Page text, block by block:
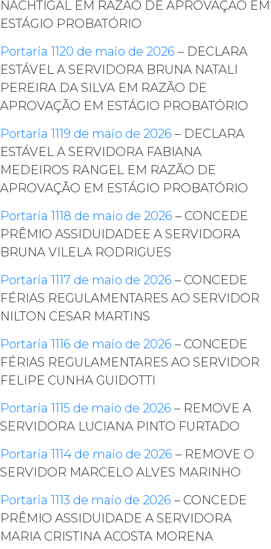
NACHTIGAL EM RAZÃO DE APROVAÇÃO EM
ESTÁGIO PROBATÓRIO
Portaria 1120 de maio de 2026 – DECLARA
ESTÁVEL A SERVIDORA BRUNA NATALI
PEREIRA DA SILVA EM RAZÃO DE
APROVAÇÃO EM ESTÁGIO PROBATÓRIO
Portaria 1119 de maio de 2026 – DECLARA
ESTÁVEL A SERVIDORA FABIANA
MEDEIROS RANGEL EM RAZÃO DE
APROVAÇÃO EM ESTÁGIO PROBATÓRIO
Portaria 1118 de maio de 2026 – CONCEDE
PRÊMIO ASSIDUIDADEE A SERVIDORA
BRUNA VILELA RODRIGUES
Portaria 1117 de maio de 2026 – CONCEDE
FÉRIAS REGULAMENTARES AO SERVIDOR
NILTON CESAR MARTINS
Portaria 1116 de maio de 2026 – CONCEDE
FÉRIAS REGULAMENTARES AO SERVIDOR
FELIPE CUNHA GUIDOTTI
Portaria 1115 de maio de 2026 – REMOVE A
SERVIDORA LUCIANA PINTO FURTADO
Portaria 1114 de maio de 2026 – REMOVE O
SERVIDOR MARCELO ALVES MARINHO
Portaria 1113 de maio de 2026 – CONCEDE
PRÊMIO ASSIDUIDADE A SERVIDORA
MARIA CRISTINA ACOSTA MORENA